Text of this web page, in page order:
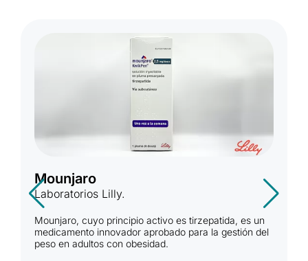
Mounjaro
Laboratorios Lilly.
Mounjaro, cuyo principio activo es tirzepatida, es un
medicamento innovador aprobado para la gestión del
peso en adultos con obesidad.